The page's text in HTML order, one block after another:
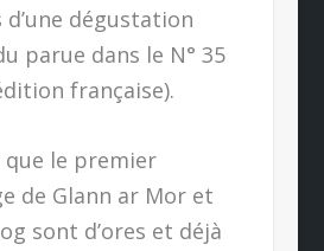
d’une dégustation
parue dans le N° 35
française).
le premier
de Glann ar Mor et
sont d’ores et déjà